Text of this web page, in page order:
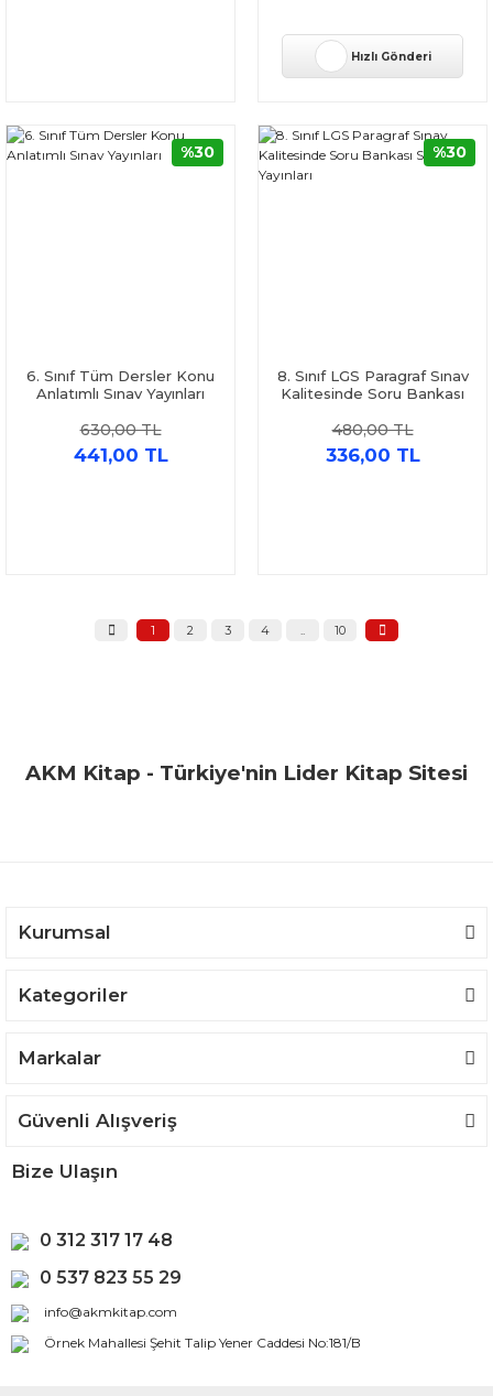
Hızlı Gönderi
6. Sınıf Tüm Dersler Konu
Anlatımlı Sınav Yayınları
630,00 TL
441,00 TL
%30
8. Sınıf LGS Paragraf Sınav
Kalitesinde Soru Bankası
480,00 TL
336,00 TL
%30
1 2 3 4 .. 10
AKM Kitap - Türkiye'nin Lider Kitap Sitesi
Kurumsal
Kategoriler
Markalar
Güvenli Alışveriş
Bize Ulaşın
0 312 317 17 48
0 537 823 55 29
info@akmkitap.com
Örnek Mahallesi Şehit Talip Yener Caddesi No:181/B